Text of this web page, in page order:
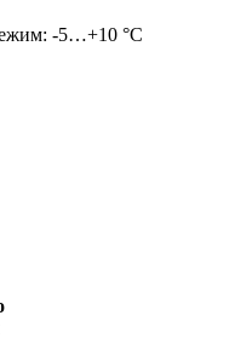
-5…+10 °C